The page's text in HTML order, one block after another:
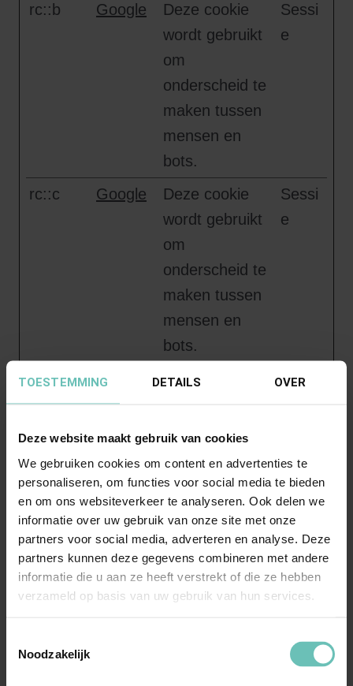
TOESTEMMING DETAILS OVER
Deze website maakt gebruik van cookies
We gebruiken cookies om content en advertenties te
personaliseren, om functies voor social media te bieden
en om ons websiteverkeer te analyseren. Ook delen we
informatie over uw gebruik van onze site met onze
partners voor social media, adverteren en analyse. Deze
partners kunnen deze gegevens combineren met andere
informatie die u aan ze heeft verstrekt of die ze hebben
verzameld op basis van uw gebruik van hun services.
Noodzakelijk
rc::b Google
Deze cookie
wordt gebruikt
om
onderscheid te
maken tussen
mensen en
bots.
Sessi
e
rc::c Google
Deze cookie
wordt gebruikt
om
onderscheid te
maken tussen
mensen en
bots.
Sessi
e
rc::f Google
Deze cookie
maken tussen
mensen en
bots.
Perm
test_coo Google
Gebruikt om te
controleren of
1 dag